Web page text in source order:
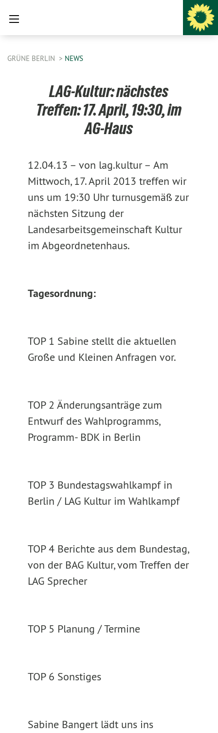
GRÜNE BERLIN NEWS
LAG-Kultur: nächstes
Treffen: 17. April, 19:30, im
AG-Haus
12.04.13 – von lag.kultur – Am
Mittwoch, 17. April 2013 treffen wir
uns um 19:30 Uhr turnusgemäß zur
nächsten Sitzung der
Landesarbeitsgemeinschaft Kultur
im Abgeordnetenhaus.
Tagesordnung:
TOP 1 Sabine stellt die aktuellen
Große und Kleinen Anfragen vor.
TOP 2 Änderungsanträge zum
Entwurf des Wahlprogramms,
Programm- BDK in Berlin
TOP 3 Bundestagswahlkampf in
Berlin / LAG Kultur im Wahlkampf
TOP 4 Berichte aus dem Bundestag,
von der BAG Kultur, vom Treffen der
LAG Sprecher
TOP 5 Planung / Termine
TOP 6 Sonstiges
Sabine Bangert lädt uns ins